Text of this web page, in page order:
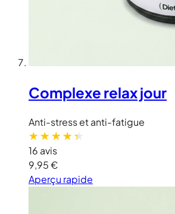
Complexe relax jour
Anti-stress et anti-fatigue
16 avis
9,95 €
Aperçu rapide